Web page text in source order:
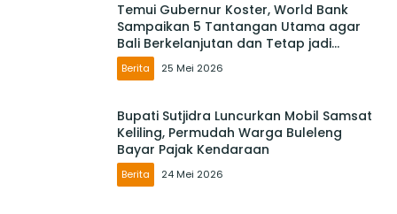
Temui Gubernur Koster, World Bank
Sampaikan 5 Tantangan Utama agar
Bali Berkelanjutan dan Tetap jadi
Primadona
Berita 25 Mei 2026
Bupati Sutjidra Luncurkan Mobil Samsat
Keliling, Permudah Warga Buleleng
Bayar Pajak Kendaraan
Berita 24 Mei 2026